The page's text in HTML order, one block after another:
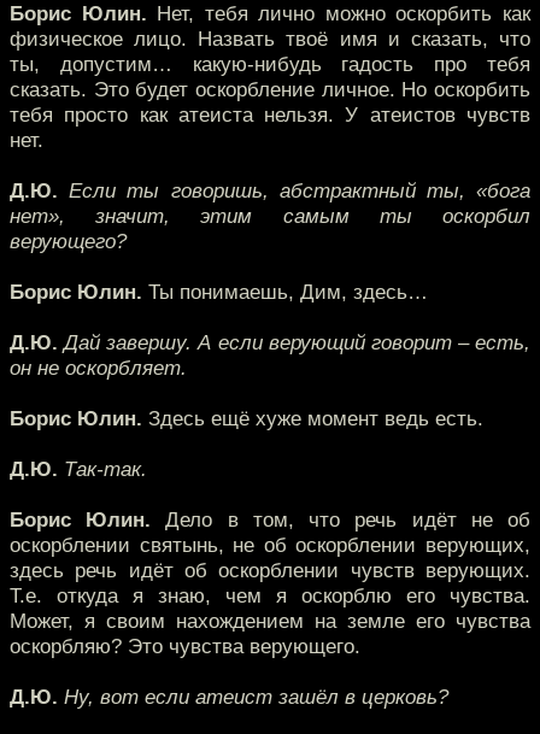
Борис Юлин. Нет, тебя лично можно оскорбить как
физическое лицо. Назвать твоё имя и сказать, что
ты, допустим… какую-нибудь гадость про тебя
сказать. Это будет оскорбление личное. Но оскорбить
тебя просто как атеиста нельзя. У атеистов чувств
нет.
Д.Ю. Если ты говоришь, абстрактный ты, «бога
нет», значит, этим самым ты оскорбил
верующего?
Борис Юлин. Ты понимаешь, Дим, здесь…
Д.Ю. Дай завершу. А если верующий говорит – есть,
он не оскорбляет.
Борис Юлин. Здесь ещё хуже момент ведь есть.
Д.Ю. Так-так.
Борис Юлин. Дело в том, что речь идёт не об
оскорблении святынь, не об оскорблении верующих,
здесь речь идёт об оскорблении чувств верующих.
Т.е. откуда я знаю, чем я оскорблю его чувства.
Может, я своим нахождением на земле его чувства
оскорбляю? Это чувства верующего.
Д.Ю. Ну, вот если атеист зашёл в церковь?